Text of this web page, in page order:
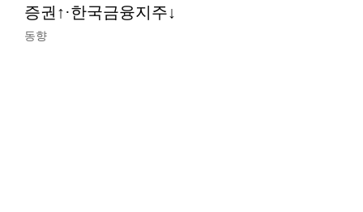
증권↑·한국금융지주↓
동향